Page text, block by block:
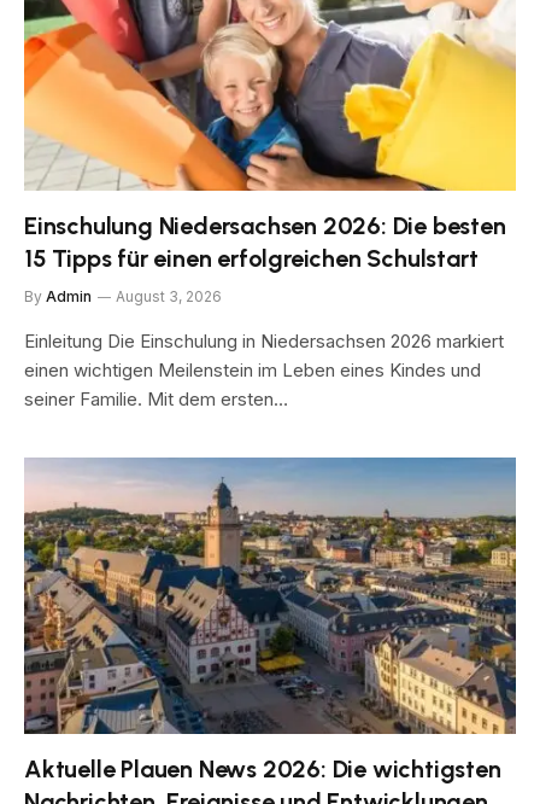
Einschulung Niedersachsen 2026: Die besten
15 Tipps für einen erfolgreichen Schulstart
By Admin August 3, 2026
Einleitung Die Einschulung in Niedersachsen 2026 markiert
einen wichtigen Meilenstein im Leben eines Kindes und
seiner Familie. Mit dem ersten…
Aktuelle Plauen News 2026: Die wichtigsten